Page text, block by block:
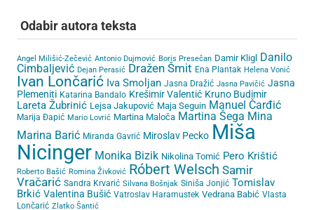
Odabir autora teksta
Angel Milišić-Zečević Antonio Dujmović Boris Presečan Damir Kligl Danilo
Cimbaljević Dejan Perasić Dražen Šmit Ena Plantak Helena Vonić
Ivan Lončarić Iva Smoljan Jasna Dražić Jasna Pavičić Jasna
Plemeniti Katarina Bandalo Krešimir Valentić Kruno Budimir
Lareta Žubrinić Lejsa Jakupović Maja Seguin Manuel Čarđić
Marija Đapić Mario Lovrić Martina Maloča Martina Šega Mina
Marina Barić Miranda Gavrić Miroslav Pecko Miša
Nicinger Monika Bizik Nikolina Tomić Pero Krištić
Roberto Bašić Romina Živković Róbert Welsch Samir
Vračarić Sandra Krvarić Silvana Bošnjak Siniša Jonjić Tomislav
Brkić Valentina Bušić Vatroslav Haramustek Vedrana Babić Vlasta
Lončarić Zlatko Šantić